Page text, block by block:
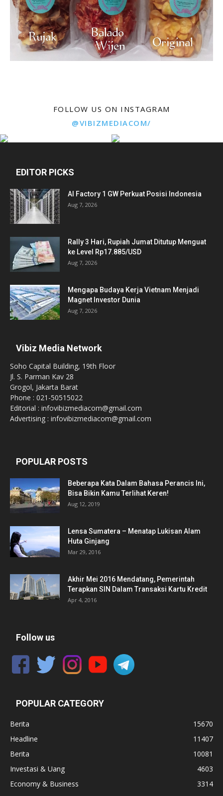
FOLLOW US ON INSTAGRAM
@VIBIZMEDIACOM/
EDITOR PICKS
AI Factory 1 GW Perkuat Posisi Indonesia
Aug 7, 2026
Rally 3 Hari, Rupiah Jumat Ditutup Menguat
ke Level Rp17.885/USD
Aug 7, 2026
Mengapa Budaya Kerja Vietnam Menjadi
Magnet Investor Dunia
Aug 7, 2026
Vibiz Media Network
Soho Capital Building, 19th Floor
Jl. S. Parman Kav 28
Grogol, Jakarta Barat
Phone : 021-50515022
Editorial : infovibizmediacom@gmail.com
Advertising : infovibizmediacom@gmail.com
POPULAR POSTS
Beberapa Kata Dalam Bahasa Perancis Ini,
Bisa Bikin Kamu Terlihat Keren!
Aug 12, 2019
Lensa Sumatera – Menatap Lukisan Alam
Huta Ginjang
Mar 29, 2016
Akhir Mei 2016 Mendatang, Pemerintah
Terapkan SIN Dalam Transaksi Kartu Kredit
Apr 4, 2016
Follow us
POPULAR CATEGORY
Berita
15670
Headline
11407
Berita
10081
Investasi & Uang
4603
Economy & Business
3314